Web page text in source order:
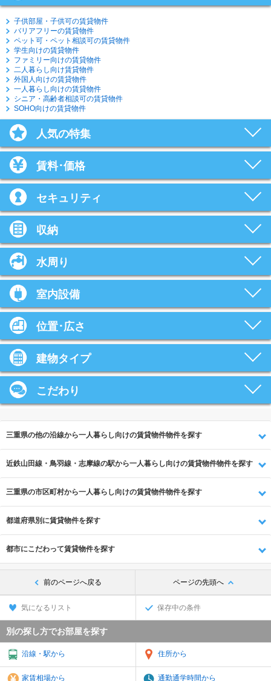
子供部屋・子供可の賃貸物件
バリアフリーの賃貸物件
ペット可・ペット相談可の賃貸物件
学生向けの賃貸物件
ファミリー向けの賃貸物件
二人暮らし向け賃貸物件
外国人向けの賃貸物件
一人暮らし向けの賃貸物件
シニア・高齢者相談可の賃貸物件
SOHO向けの賃貸物件
人気の特集
賃料･価格
セキュリティ
収納
水周り
室内設備
位置･広さ
建物タイプ
こだわり
三重県の他の沿線から一人暮らし向けの賃貸物件物件を探す
近鉄山田線・鳥羽線・志摩線の駅から一人暮らし向けの賃貸物件物件を探す
三重県の市区町村から一人暮らし向けの賃貸物件物件を探す
都道府県別に賃貸物件を探す
都市にこだわって賃貸物件を探す
前のページへ戻る ページの先頭へ
気になるリスト 保存中の条件
別の探し方でお部屋を探す
沿線・駅から 住所から
家賃相場から 通勤通学時間から